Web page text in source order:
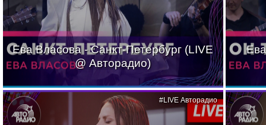
Ева Власова - Санкт-Петербург (LIVE
@ Авторадио)
#LIVE Авторадио